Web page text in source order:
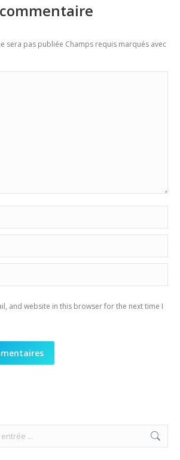
sera pas publiée Champs requis marqués avec
and website in this browser for the next time I